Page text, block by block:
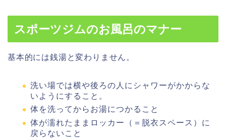
スポーツジムのお風呂のマナー
基本的には銭湯と変わりません。
洗い場では横や後ろの人にシャワーがかからな
いようにすること。
体を洗ってからお湯につかること
体が濡れたままロッカー（＝脱衣スペース）に
戻らないこと